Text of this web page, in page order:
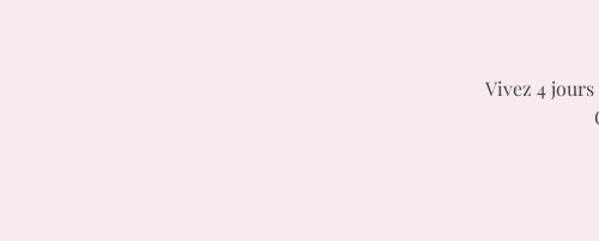
Vivez 4